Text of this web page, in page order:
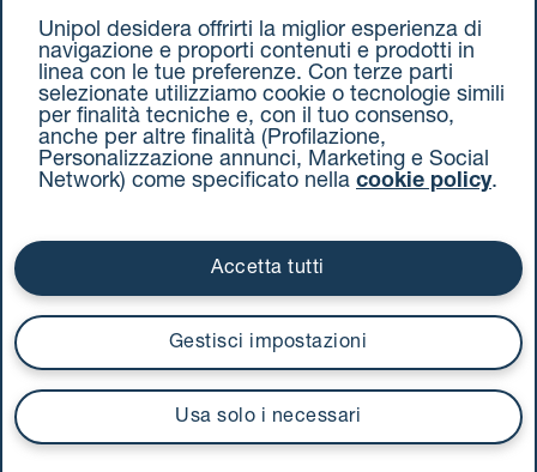
Documenti contrattuali
Via Stalingrado 37 - 40128 Bologna
Tel 051 5077111 - Fax 051 375349
unipolmove@pec.unipol.it
C.F. 03506831209 e P. IVA 03740811207 R.E.A. 524585
UnipolTech S.p.A.
I prezzi si intendono compresi di IVA
Unipol desidera offrirti la miglior esperienza di
navigazione e proporti contenuti e prodotti in
linea con le tue preferenze. Con terze parti
selezionate utilizziamo cookie o tecnologie simili
per finalità tecniche e, con il tuo consenso,
anche per altre finalità (Profilazione,
Personalizzazione annunci, Marketing e Social
Network) come specificato nella cookie policy.
Usa solo i necessari
Gestisci impostazioni
Accetta tutti